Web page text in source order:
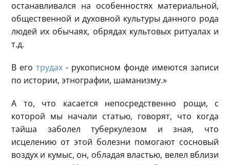
останавливался на особенностях материальной,
общественной и духовной культуры данного рода
людей их обычаях, обрядах культовых ритуалах и
т.д.
В его трудах - рукописном фонде имеются записи
по истории, этнографии, шаманизму.»
А то, что касается непосредственно рощи, с
которой мы начали статью, говорят, что когда
тайша заболел туберкулезом и зная, что
исцелению от этой болезни помогают сосновый
воздух и кумыс, он, обладая властью, велел вблизи